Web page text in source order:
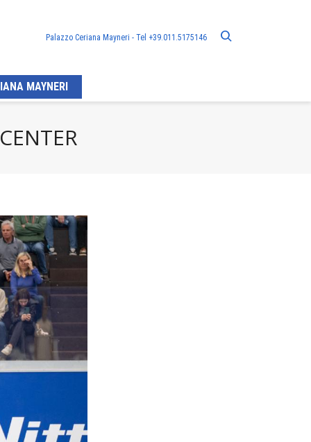
Palazzo Ceriana Mayneri - Tel +39.011.5175146
MAYNERI